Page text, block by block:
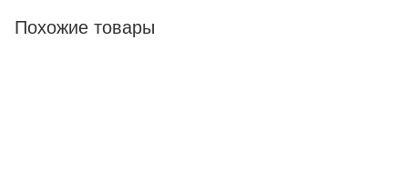
Похожие товары